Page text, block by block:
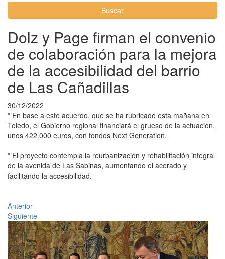
Buscar
Dolz y Page firman el convenio
de colaboración para la mejora
de la accesibilidad del barrio
de Las Cañadillas
30/12/2022
* En base a este acuerdo, que se ha rubricado esta mañana en
Toledo, el Gobierno regional financiará el grueso de la actuación,
unos 422.000 euros, con fondos Next Generation.
* El proyecto contempla la reurbanización y rehabilitación integral
de la avenida de Las Sabinas, aumentando el acerado y
facilitando la accesibilidad.
Anterior
Siguiente